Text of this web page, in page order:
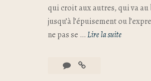
qui croit aux autres, qui va au
jusqu’à l’épuisement ou
ne pas se …Lire la suite